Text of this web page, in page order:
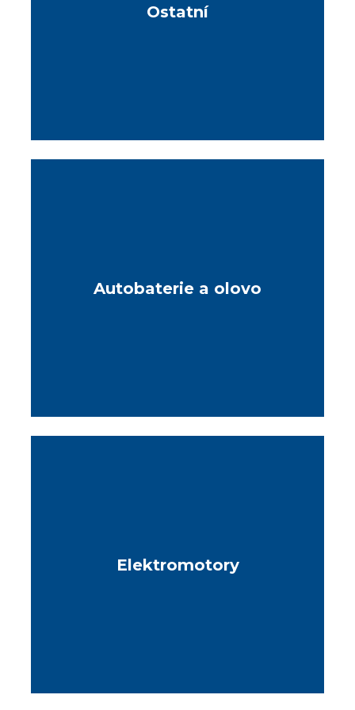
Ostatní
Autobaterie a olovo
Elektromotory